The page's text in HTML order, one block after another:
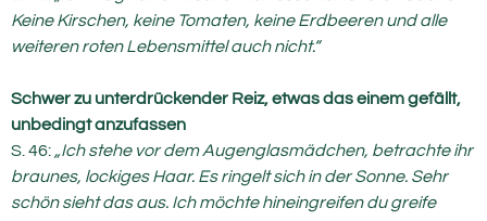
Keine Kirschen, keine Tomaten, keine Erdbeeren und alle
weiteren roten Lebensmittel auch nicht.“
Schwer zu unterdrückender Reiz, etwas das einem gefällt,
unbedingt anzufassen
S. 46: „Ich stehe vor dem Augenglasmädchen, betrachte ihr
braunes, lockiges Haar. Es ringelt sich in der Sonne. Sehr
schön sieht das aus. Ich möchte hineingreifen du greife